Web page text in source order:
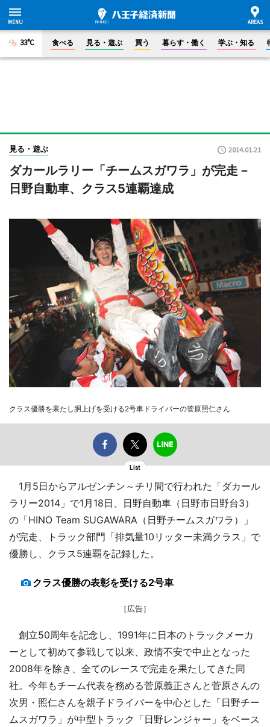
33°C 食べる 見る・遊ぶ 買う 暮らす・働く 学ぶ・知る
見る・遊ぶ 2014.01.21
ダカールラリー「チームスガワラ」が完走－
日野自動車、クラス5連覇達成
クラス優勝を果たし胴上げを受ける2号車ドライバーの菅原照仁さん
List
1月5日からアルゼンチン～チリ間で行われた「ダカール
ラリー2014」で1月18日、日野自動車（日野市日野台3）
の「HINO Team SUGAWARA（日野チームスガワラ）」
が完走、トラック部門「排気量10リッター未満クラス」で
優勝し、クラス5連覇を記録した。
クラス優勝の表彰を受ける2号車
［広告］
創立50周年を記念し、1991年に日本のトラックメーカ
ーとして初めて参戦して以来、政情不安で中止となった
2008年を除き、全てのレースで完走を果たしてきた同
社。今年もチーム代表を務める菅原義正さんと菅原さんの
次男・照仁さんを親子ドライバーを中心とした「日野チー
ムスガワラ」が中型トラック「日野レンジャー」をベース